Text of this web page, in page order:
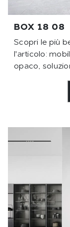
BOX 18 08
Scopri le più
l'articolo:
opaco,